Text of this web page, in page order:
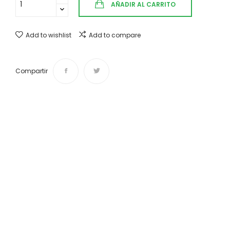
AÑADIR AL CARRITO
Add to wishlist Add to compare
Compartir